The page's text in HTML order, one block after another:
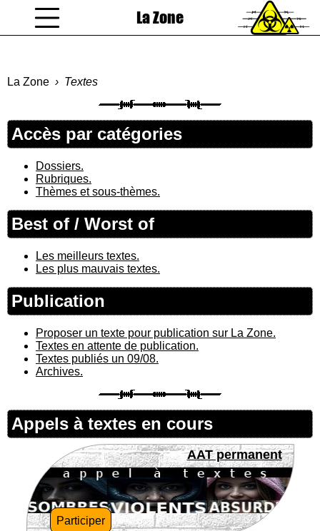
La Zone
La Zone Textes
Accès par catégories
Dossiers.
Rubriques.
Thèmes et sous-thèmes.
Best of / Worst of
Les meilleurs textes.
Les plus mauvais textes.
Publication
Proposer un texte pour publication sur La Zone.
Textes en attente de publication.
Textes publiés un 09/08.
Archives.
Appels à textes en cours
AAT permanent
Participer